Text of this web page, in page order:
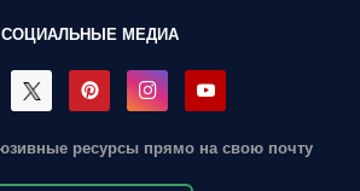
СОЦИАЛЬНЫЕ МЕДИА
ресурсы прямо на свою почту